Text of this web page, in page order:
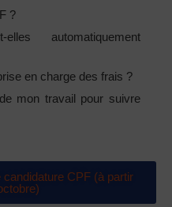
?
automatiquement
en charge des frais ?
mon travail pour suivre
CPF (à partir